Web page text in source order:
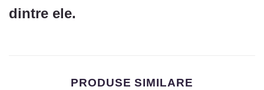
dintre ele.
PRODUSE SIMILARE